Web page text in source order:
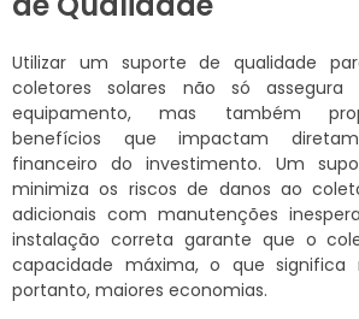
Utilizar um suporte de qualidade
coletores solares não só assegura
equipamento, mas também
benefícios que impactam
financeiro do investimento. Um
minimiza os riscos de danos ao
adicionais com manutenções
instalação correta garante que o
capacidade máxima, o que significa
portanto, maiores economias.